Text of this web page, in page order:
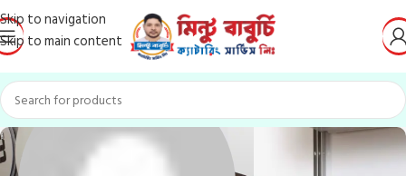
Skip to navigation
Skip to main content